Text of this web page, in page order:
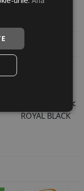
ROYAL BLACK